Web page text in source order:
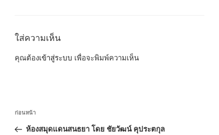
ใส่ความเห็น
คุณต้องเข้าสู่ระบบ เพื่อจะพิมพ์ความเห็น
แนะแนว
เรื่อง
เรื่อง
ก่อน
ก่อนหน้า
ห้องสมุดแดนสนธยา โดย ชัยวัฒน์ คุประตกุล